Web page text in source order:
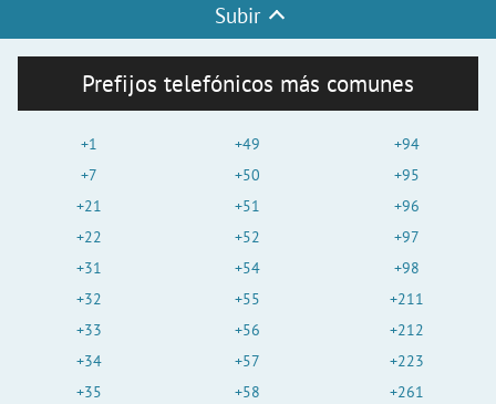
Subir
Prefijos telefónicos más comunes
+1
+7
+21
+22
+31
+32
+33
+34
+35
+49
+50
+51
+52
+54
+55
+56
+57
+58
+94
+95
+96
+97
+98
+211
+212
+223
+261